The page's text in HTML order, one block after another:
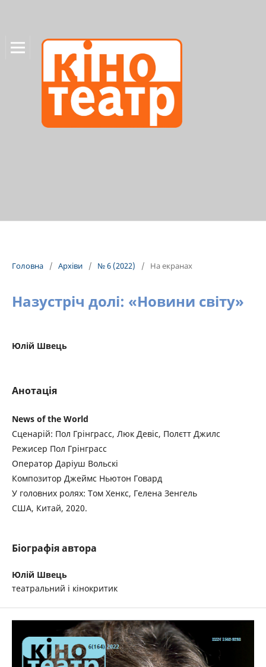
Головна / Архіви / № 6 (2022) / На екранах
Назустріч долі: «Новини світу»
Юлій Швець
Анотація
News of the World
Сценарій: Пол Грінграсс, Люк Девіс, Полєтт Джилс
Режисер Пол Грінграсс
Оператор Даріуш Вольскі
Композитор Джеймс Ньютон Говард
У головних ролях: Том Хенкс, Гелена Зенгель
США, Китай, 2020.
Біографія автора
Юлій Швець
театральний і кінокритик